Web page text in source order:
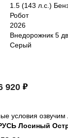
1.5 (143 л.с.)
Робот
2026
Внедорожник 5 дв.
Серый
920
условия озвучим
Лосиный